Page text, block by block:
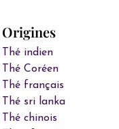
Origines
Thé indien
Thé Coréen
Thé français
Thé sri lanka
Thé chinois